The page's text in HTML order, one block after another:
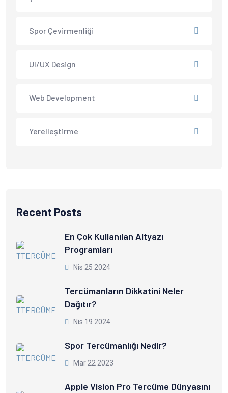
Spor Çevirmenliği
UI/UX Design
Web Development
Yerelleştirme
Recent Posts
En Çok Kullanılan Altyazı
Programları
Nis 25 2024
Tercümanların Dikkatini Neler
Dağıtır?
Nis 19 2024
Spor Tercümanlığı Nedir?
Mar 22 2023
Apple Vision Pro Tercüme Dünyasını